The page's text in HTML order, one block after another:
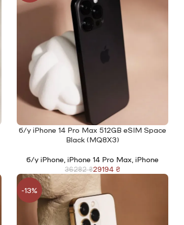
ЧИТАТИ ДАЛІ
б/у iPhone 14 Pro Max 512GB eSIM Space
Black (MQ8X3)
б/у iPhone, iPhone 14 Pro Max iPhone
36282₴29194 ₴
-13%